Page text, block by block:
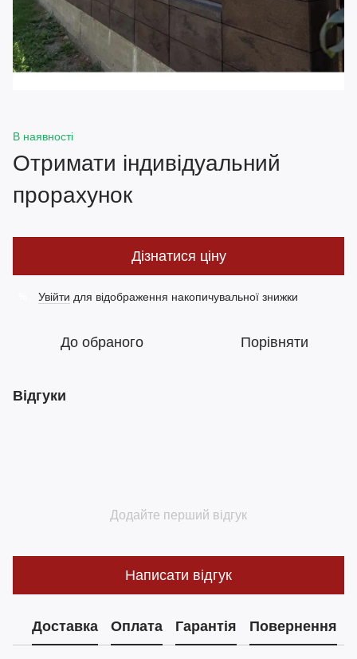
В наявності
Отримати індивідуальний
прорахунок
Дізнатися ціну
Увійти для відображення накопичувальної знижки
До обраного Порівняти
Відгуки
Додайте перший відгук
Написати відгук
Доставка Оплата Гарантія Повернення